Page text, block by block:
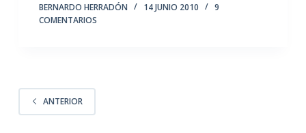
BERNARDO HERRADÓN 14 JUNIO 2010
9
COMENTARIOS
ANTERIOR